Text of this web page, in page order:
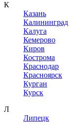
К
Казань
Калининград
Калуга
Кемерово
Киров
Кострома
Краснодар
Красноярск
Курган
Курск
Л
Липецк